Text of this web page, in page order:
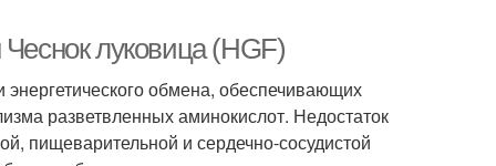
луковица (HGF)
обмена, обеспечивающих
разветвленных аминокислот. Недостаток
пищеварительной и сердечно-сосудистой